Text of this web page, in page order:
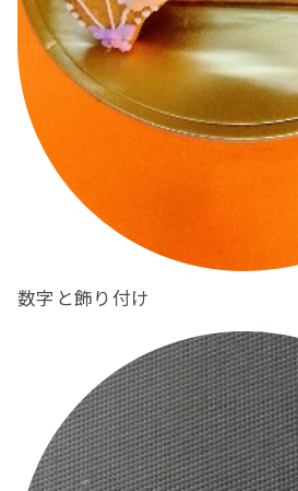
数字と飾り付け